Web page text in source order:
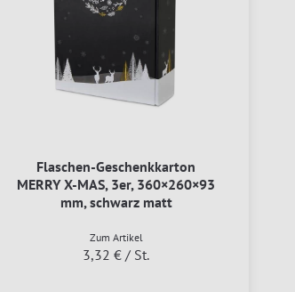
Flaschen-Geschenkkarton
MERRY X-MAS, 3er, 360×260×93
mm, schwarz matt
Zum Artikel
3,32 € / St.